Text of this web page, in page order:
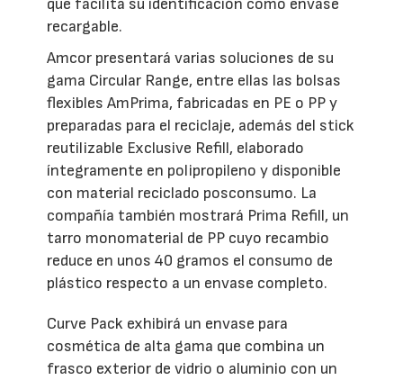
que facilita su identificación como envase
recargable.
Amcor presentará varias soluciones de su
gama Circular Range, entre ellas las bolsas
flexibles AmPrima, fabricadas en PE o PP y
preparadas para el reciclaje, además del stick
reutilizable Exclusive Refill, elaborado
íntegramente en polipropileno y disponible
con material reciclado posconsumo. La
compañía también mostrará Prima Refill, un
tarro monomaterial de PP cuyo recambio
reduce en unos 40 gramos el consumo de
plástico respecto a un envase completo.
Curve Pack exhibirá un envase para
cosmética de alta gama que combina un
frasco exterior de vidrio o aluminio con un